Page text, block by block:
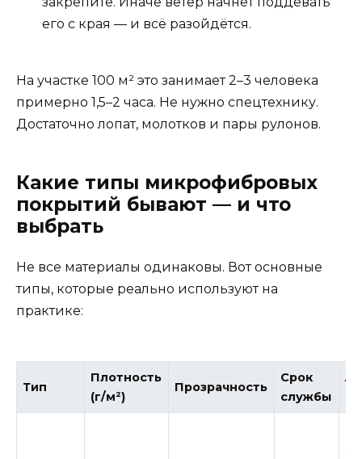
его с края — и всё разойдётся.
На участке 100 м² это занимает 2–3 человека
примерно 1,5–2 часа. Не нужно спецтехнику.
Достаточно лопат, молотков и пары рулонов.
Какие типы микрофибровых
покрытий бывают — и что
выбрать
Не все материалы одинаковы. Вот основные
типы, которые реально используют на
практике:
Тип
Плотность
(г/м²)
Прозрачность
Срок
службы